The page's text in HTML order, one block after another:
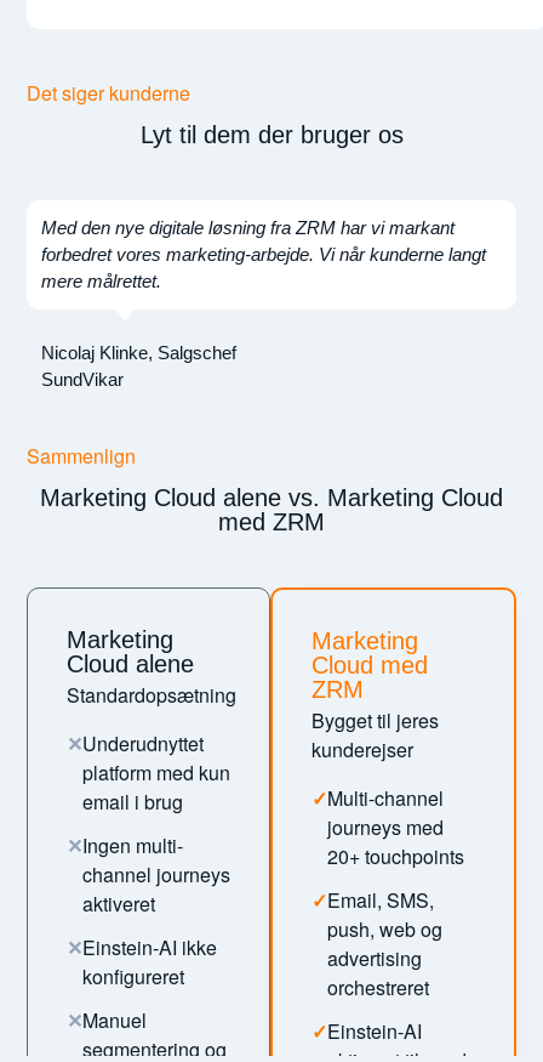
Det siger kunderne
Lyt til dem der bruger os
Med den nye digitale løsning fra ZRM har vi markant
forbedret vores marketing-arbejde. Vi når kunderne langt
mere målrettet.
Nicolaj Klinke, Salgschef
SundVikar
Sammenlign
Marketing Cloud alene vs. Marketing Cloud
med ZRM
Marketing
Cloud alene
Standardopsætning
✕Underudnyttet
platform med kun
email i brug
✕Ingen multi-
channel journeys
aktiveret
✕Einstein-AI ikke
konfigureret
✕Manuel
segmentering og
Marketing
Cloud med
ZRM
Bygget til jeres
kunderejser
✓Multi-channel
journeys med
20+ touchpoints
✓Email, SMS,
push, web og
advertising
orchestreret
✓Einstein-AI